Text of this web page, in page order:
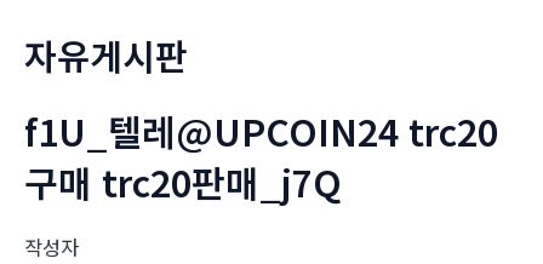
자유게시판
f1U_텔레@UPCOIN24 trc20
구매 trc20판매_j7Q
작성자